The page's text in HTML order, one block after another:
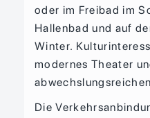
oder im Freibad im
Hallenbad und auf
Winter.
modernes Theater
Die